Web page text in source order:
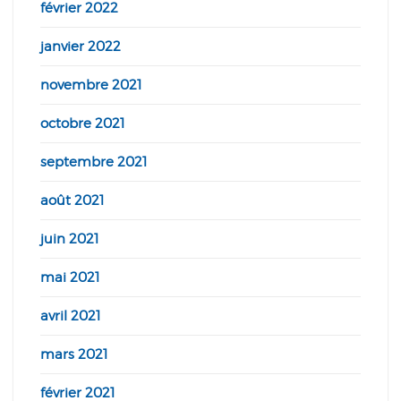
février 2022
janvier 2022
novembre 2021
octobre 2021
septembre 2021
août 2021
juin 2021
mai 2021
avril 2021
mars 2021
février 2021